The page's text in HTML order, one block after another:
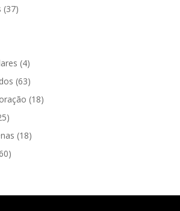
(37)
(4)
(63)
(18)
(18)